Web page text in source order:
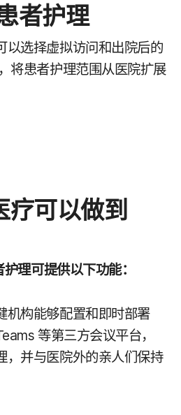
者​护理
以​选择​虚拟​访问​和​出院​后​的​
将​患者​护理​范围​从​医院​扩展​
疗​可以​做​到​
理​可​提供​以下功​能：
机构​能够​配置​和​即时​部署
等​第三​方​会议​平台，​
，​并​与​医院​外​的​亲人们​保持​